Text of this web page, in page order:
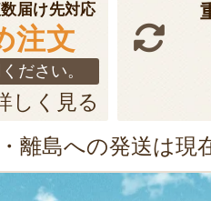
届け先対応
注文
ださい。
しく見る
離島への発送は現